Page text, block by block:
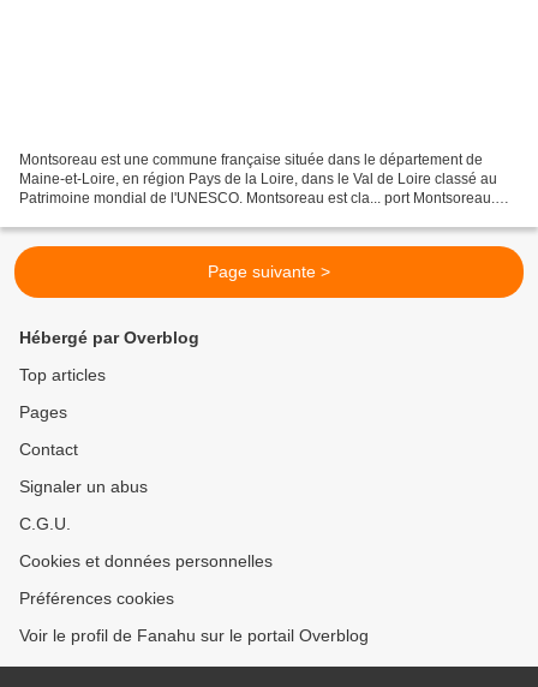
Montsoreau est une commune française située dans le département de
Maine-et-Loire, en région Pays de la Loire, dans le Val de Loire classé au
Patrimoine mondial de l'UNESCO. Montsoreau est cla... port Montsoreau.
Page suivante >
Hébergé par Overblog
Top articles
Pages
Contact
Signaler un abus
C.G.U.
Cookies et données personnelles
Préférences cookies
Voir le profil de Fanahu sur le portail Overblog